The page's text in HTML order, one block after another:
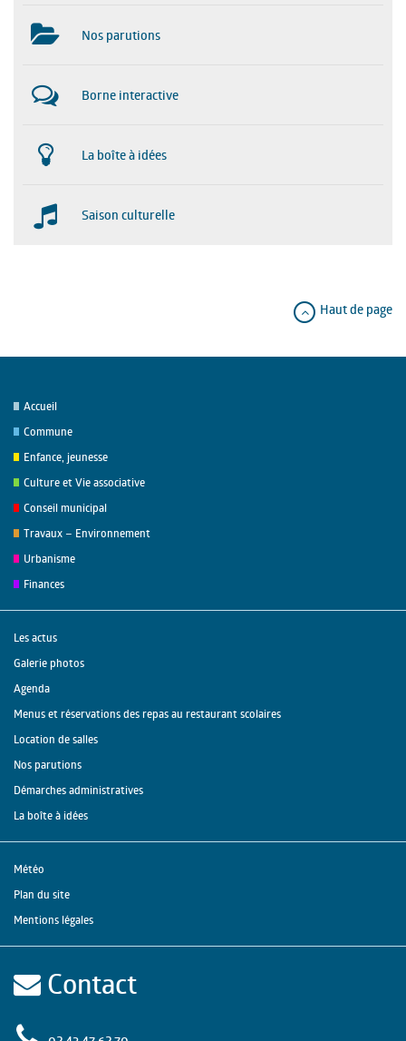
Nos parutions
Borne interactive
La boîte à idées
Saison culturelle
Haut de page
Accueil
Commune
Enfance, jeunesse
Culture et Vie associative
Conseil municipal
Travaux – Environnement
Urbanisme
Finances
Les actus
Galerie photos
Agenda
Menus et réservations des repas au restaurant scolaires
Location de salles
Nos parutions
Démarches administratives
La boîte à idées
Météo
Plan du site
Mentions légales
Contact